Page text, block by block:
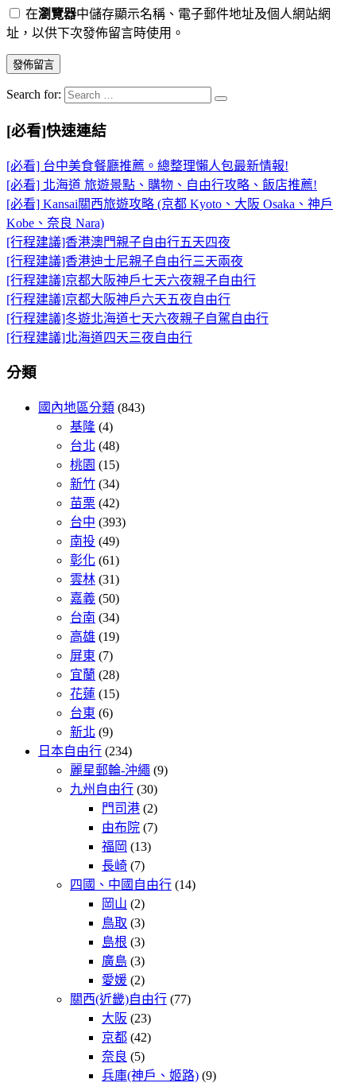
在瀏覽器中儲存顯示名稱、電子郵件地址及個人網站網
址，以供下次發佈留言時使用。
Search for:
[必看]快速連結
[必看] 台中美食餐廳推薦。總整理懶人包最新情報!
[必看] 北海道 旅遊景點、購物、自由行攻略、飯店推薦!
[必看] Kansai關西旅遊攻略 (京都 Kyoto、大阪 Osaka、神戶
Kobe、奈良 Nara)
[行程建議]香港澳門親子自由行五天四夜
[行程建議]香港迪士尼親子自由行三天兩夜
[行程建議]京都大阪神戶七天六夜親子自由行
[行程建議]京都大阪神戶六天五夜自由行
[行程建議]冬遊北海道七天六夜親子自駕自由行
[行程建議]北海道四天三夜自由行
分類
國內地區分類 (843)
基隆 (4)
台北 (48)
桃園 (15)
新竹 (34)
苗栗 (42)
台中 (393)
南投 (49)
彰化 (61)
雲林 (31)
嘉義 (50)
台南 (34)
高雄 (19)
屏東 (7)
宜蘭 (28)
花蓮 (15)
台東 (6)
新北 (9)
日本自由行 (234)
麗星郵輪-沖繩 (9)
九州自由行 (30)
門司港 (2)
由布院 (7)
福岡 (13)
長崎 (7)
四國、中國自由行 (14)
岡山 (2)
鳥取 (3)
島根 (3)
廣島 (3)
愛媛 (2)
關西(近畿)自由行 (77)
大阪 (23)
京都 (42)
奈良 (5)
兵庫(神戶、姬路) (9)